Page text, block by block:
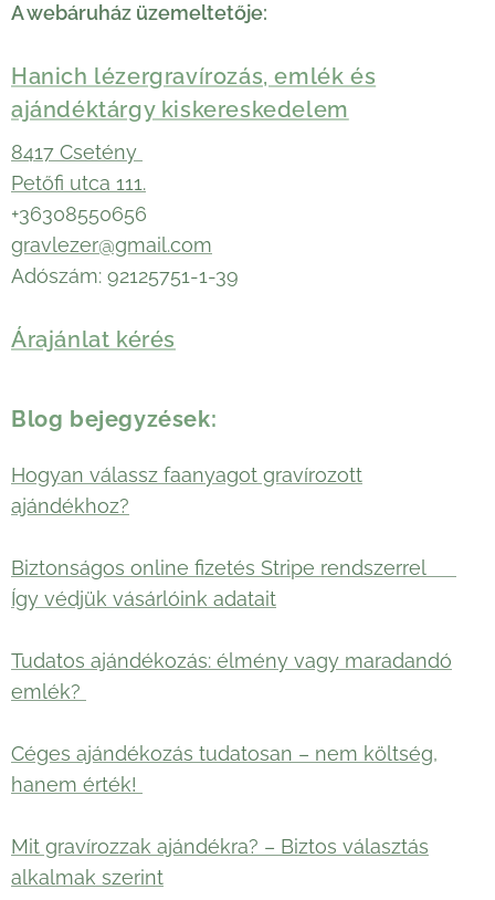
A webáruház üzemeltetője:
Hanich lézergravírozás, emlék és
ajándéktárgy kiskereskedelem
8417 Csetény
Petőfi utca 111.
+36308550656
gravlezer@gmail.com
Adószám: 92125751-1-39
Árajánlat kérés
Blog bejegyzések:
Hogyan válassz faanyagot gravírozott
ajándékhoz?
Biztonságos online fizetés Stripe rendszerrel 🛡️
Így védjük vásárlóink adatait
Tudatos ajándékozás: élmény vagy maradandó
emlék?
Céges ajándékozás tudatosan – nem költség,
hanem érték!
Mit gravírozzak ajándékra? – Biztos választás
alkalmak szerint